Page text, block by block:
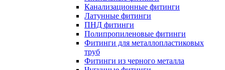
Канализационные фитинги
Латунные фитинги
ПНД фитинги
Полипропиленовые фитинги
Фитинги для металлопластиковых
труб
Фитинги из черного металла